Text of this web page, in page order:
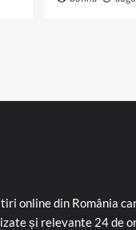
online din România
și relevante 24 de